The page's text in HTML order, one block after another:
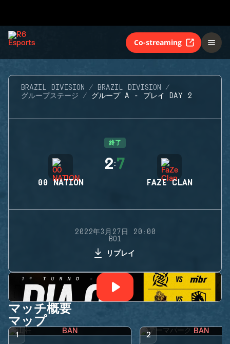
Co-streaming
BRAZIL DIVISION
BRAZIL DIVISION
グループステージ
グループ A - プレイ DAY 2
終了
00 NATION
2:7
FAZE CLAN
2022年3月27日 20:00
BO1
リプレイ
マッチ概要
マップ
1 BAN 2 BAN